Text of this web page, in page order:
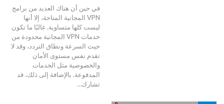
في حين أن هناك العديد من برامج
VPN المجانية المتاحة، إلا أنها
ليست كلها متساوية. غالبًا ما تكون
خدمات VPN المجانية محدودة من
حيث السرعة ونطاق التردد، وقد لا
تقدم نفس مستوى الأمان
والخصوصية مثل الخدمات
المدفوعة. بالإضافة إلى ذلك، قد
تشارك…